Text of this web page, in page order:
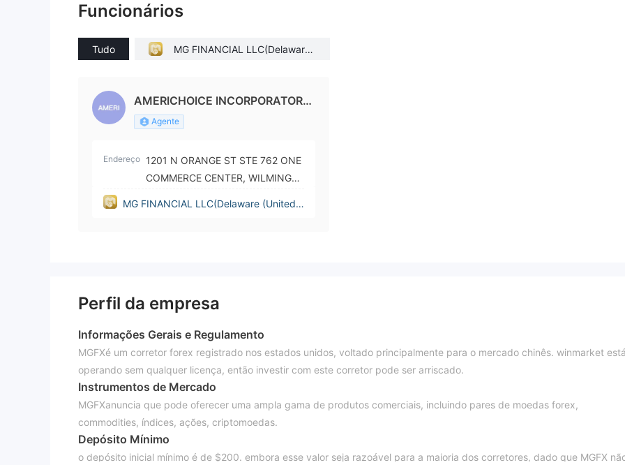
Funcionários
Tudo
MG FINANCIAL LLC(Delaware
AMERICHOICE INCORPORATORS
LTDAgente
Endereço 1201 N ORANGE ST STE 762 ONE
COMMERCE CENTER, WILMINGT
MG FINANCIAL LLC(Delaware (United
Perfil da empresa
Informações Gerais e Regulamento
MGFXé um corretor forex registrado nos estados unidos, voltado principalmente para o mercado chinês. winmarket
operando sem qualquer licença, então investir com este corretor pode ser arriscado.
Instrumentos de Mercado
MGFXanuncia que pode oferecer uma ampla gama de produtos comerciais, incluindo pares de moedas forex,
commodities, índices, ações, criptomoedas.
Depósito Mínimo
o depósito inicial mínimo é de $200. embora esse valor seja razoável para a maioria dos corretores, dado que MGFX